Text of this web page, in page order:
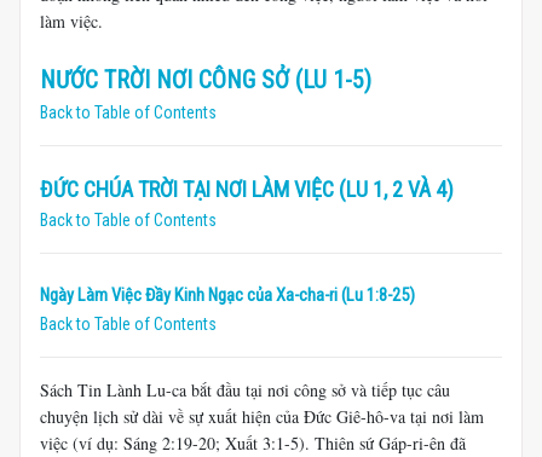
làm việc.
NƯỚC TRỜI NƠI CÔNG SỞ (LU 1-5)
Back to Table of Contents
ĐỨC CHÚA TRỜI TẠI NƠI LÀM VIỆC (LU 1, 2 VÀ 4)
Back to Table of Contents
Ngày Làm Việc Đầy Kinh Ngạc của Xa-cha-ri (Lu 1:8-25)
Back to Table of Contents
Sách Tin Lành Lu-ca bắt đầu tại nơi công sở và tiếp tục câu
chuyện lịch sử dài về sự xuất hiện của Đức Giê-hô-va tại nơi làm
việc (ví dụ: Sáng 2:19-20; Xuất 3:1-5). Thiên sứ Gáp-ri-ên đã